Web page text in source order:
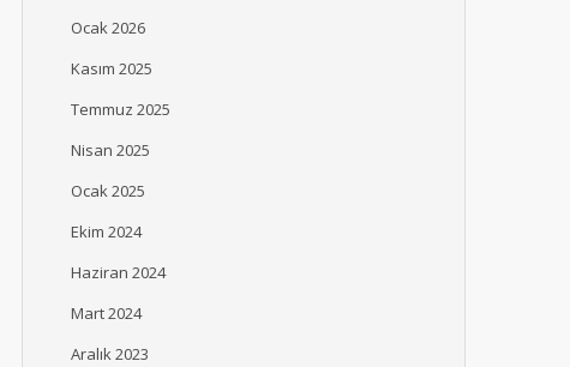
Ocak 2026
Kasım 2025
Temmuz 2025
Nisan 2025
Ocak 2025
Ekim 2024
Haziran 2024
Mart 2024
Aralık 2023